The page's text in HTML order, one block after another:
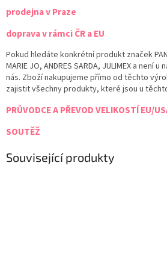
prodejna v Praze
doprava v rámci ČR a EU
Pokud hledáte konkrétní produkt značek
MARIE JO, ANDRES SARDA, JULIMEX a není
nás. Zboží nakupujeme přímo od těchto
zajistit všechny produkty, které jsou u
PRŮVODCE A PŘEVOD VELIKOSTÍ EU/
SOUTĚŽ
Související produkty